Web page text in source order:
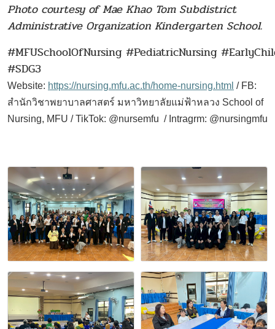
Photo courtesy of Mae Khao Tom Subdistrict
Administrative Organization Kindergarten School.
#MFUSchoolOfNursing #PediatricNursing
#SDG3
Website: https://nursing.mfu.ac.th/home-nursing.html / FB:
สำนักวิชาพยาบาลศาสตร์ มหาวิทยาลัยแม่ฟ้าหลวง School of
Nursing, MFU / TikTok: @nursemfu / Intragrm: @nursingmfu